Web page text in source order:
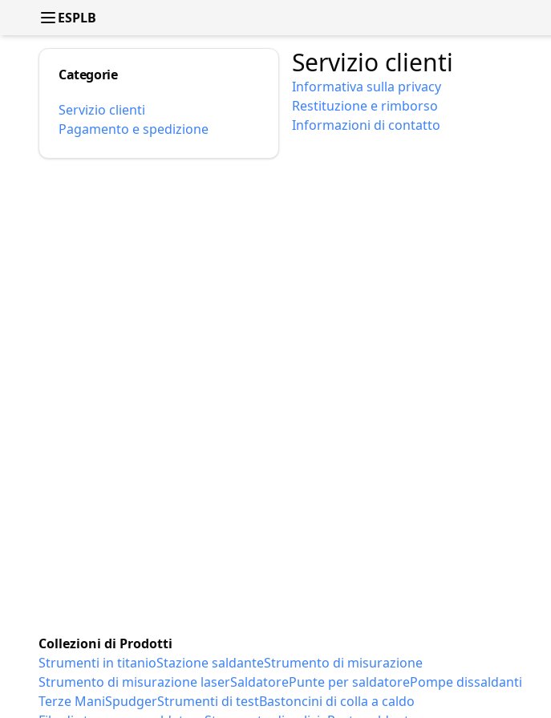
ESPLB
Categorie
Servizio clienti
Pagamento e spedizione
Servizio clienti
Informativa sulla privacy
Restituzione e rimborso
Informazioni di contatto
Collezioni di Prodotti
Strumenti in titanioStazione saldanteStrumento di misurazione
Strumento di misurazione laserSaldatorePunte per saldatorePompe dissaldanti
Terze ManiSpudgerStrumenti di testBastoncini di colla a caldo